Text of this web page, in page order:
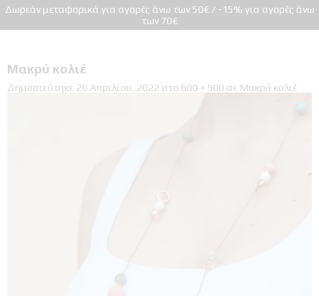
Δωρεάν μεταφορικά για αγορές άνω των 50€ / -15% για αγορές άνω
των 70€
Μακρύ κολιέ
Δημοσιεύτηκε 26 Απριλίου, 2022 στο 600 × 900 σε Μακρύ κολιέ